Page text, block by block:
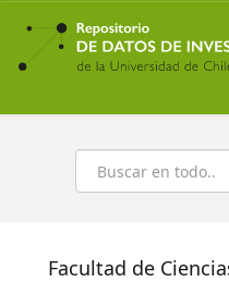
Ir
contenido
principal
Buscar
Facultad de